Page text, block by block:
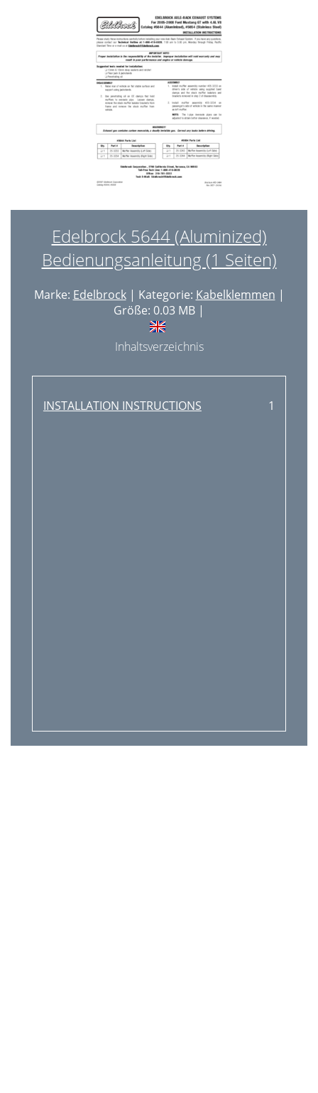
Edelbrock 5644 (Aluminized)
Bedienungsanleitung (1 Seiten)
Marke: Edelbrock| Kategorie: Kabelklemmen |
Größe: 0.03 MB |
Inhaltsverzeichnis
INSTALLATION INSTRUCTIONS 1